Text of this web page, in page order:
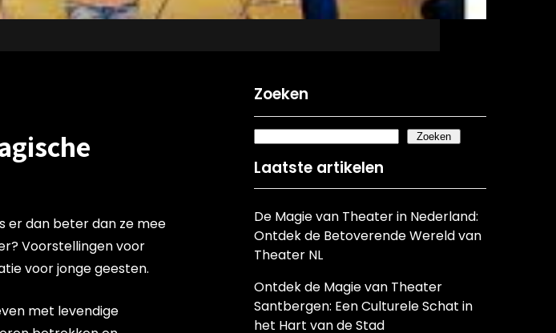
er dan beter dan ze mee
Voorstellingen voor
voor jonge geesten.
met levendige
Zoeken
Zoeken
Laatste artikelen
De Magie van Theater in Nederland:
Ontdek de Betoverende Wereld van
Theater NL
Ontdek de Magie van Theater
Santbergen: Een Culturele Schat in
het Hart van de Stad